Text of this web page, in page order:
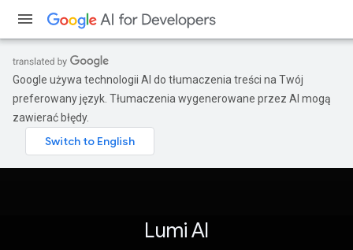
Google używa technologii AI do tłumaczenia treści na Twój
preferowany język. Tłumaczenia wygenerowane przez AI mogą
zawierać błędy.
Lumi AI